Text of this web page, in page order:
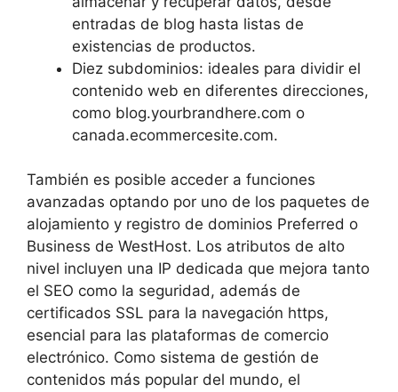
entradas de blog hasta listas de
existencias de productos.
Diez subdominios: ideales para dividir el
contenido web en diferentes direcciones,
como blog.yourbrandhere.com o
canada.ecommercesite.com.
También es posible acceder a funciones
avanzadas optando por uno de los paquetes de
alojamiento y registro de dominios Preferred o
Business de WestHost. Los atributos de alto
nivel incluyen una IP dedicada que mejora tanto
el SEO como la seguridad, además de
certificados SSL para la navegación https,
esencial para las plataformas de comercio
electrónico. Como sistema de gestión de
contenidos más popular del mundo, el